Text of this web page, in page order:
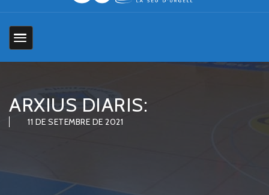
ARXIUS DIARIS:
11 DE SETEMBRE DE 2021